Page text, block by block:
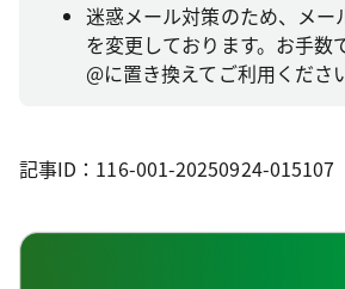
迷惑メール対策のため、メー
を変更しております。お手数
@に置き換えてご利用くださ
記事ID：116-001-20250924-015107